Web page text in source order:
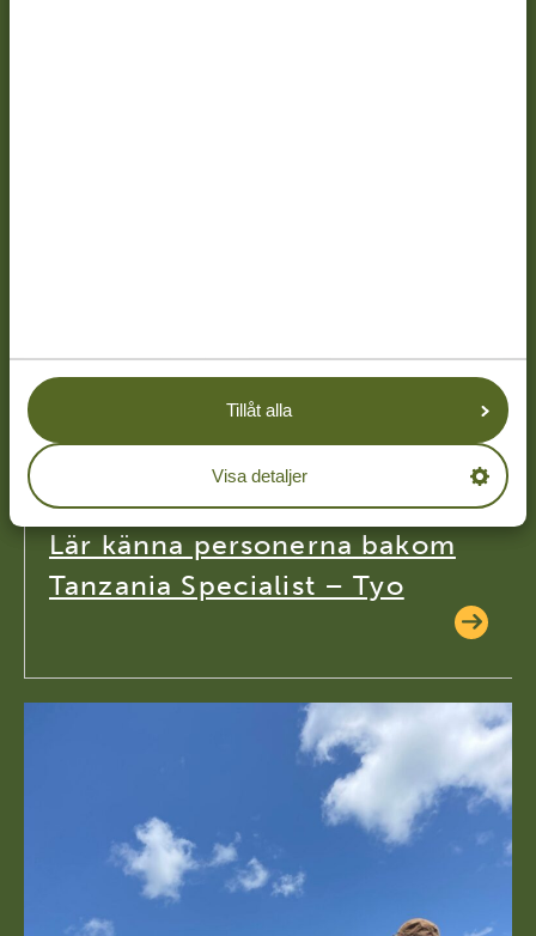
Tillåt alla
Visa detaljer
16-02-26
Lär känna personerna bakom
Tanzania Specialist – Tyo